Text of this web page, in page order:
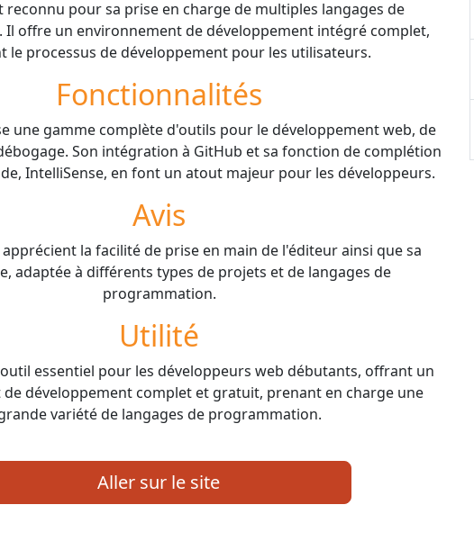
reconnu pour sa prise en charge de multiples langages de
offre un environnement de développement intégré complet,
le processus de développement pour les utilisateurs.
Fonctionnalités
une gamme complète d'outils pour le développement web, de
Son intégration à GitHub et sa fonction de complétion
IntelliSense, en font un atout majeur pour les développeurs.
Avis
la facilité de prise en main de l'éditeur ainsi que sa
adaptée à différents types de projets et de langages de
programmation.
Utilité
essentiel pour les développeurs web débutants, offrant un
développement complet et gratuit, prenant en charge une
variété de langages de programmation.
Aller sur le site